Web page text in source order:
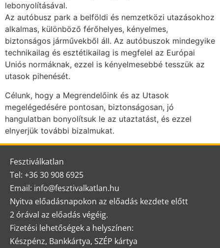
lebonyolításával.
Az autóbusz park a belföldi és nemzetközi utazásokhoz
alkalmas, különböző férőhelyes, kényelmes,
biztonságos járművekből áll. Az autóbuszok mindegyike
technikailag és esztétikailag is megfelel az Európai
Uniós normáknak, ezzel is kényelmesebbé tesszük az
utasok pihenését.
Célunk, hogy a Megrendelőink és az Utasok
megelégedésére pontosan, biztonságosan, jó
hangulatban bonyolítsuk le az utaztatást, és ezzel
elnyerjük további bizalmukat.
Fesztiválkatlan
Tel: +36 30 908 6925
Email: info@fesztivalkatlan.hu
Nyitva előadásnapokon az előadás kezdete előtt
2 órával az előadás végéig.
Fizetési lehetőségek a helyszínen:
Készpénz, Bankkártya, SZÉP kártya